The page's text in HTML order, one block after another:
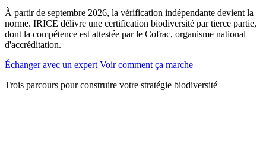
À partir de septembre 2026, la vérification indépendante devient la
norme. IRICE délivre une certification biodiversité par tierce partie,
dont la compétence est attestée par le Cofrac, organisme national
d'accréditation.
Échanger avec un expert Voir comment ça marche
Trois parcours pour construire votre stratégie biodiversité